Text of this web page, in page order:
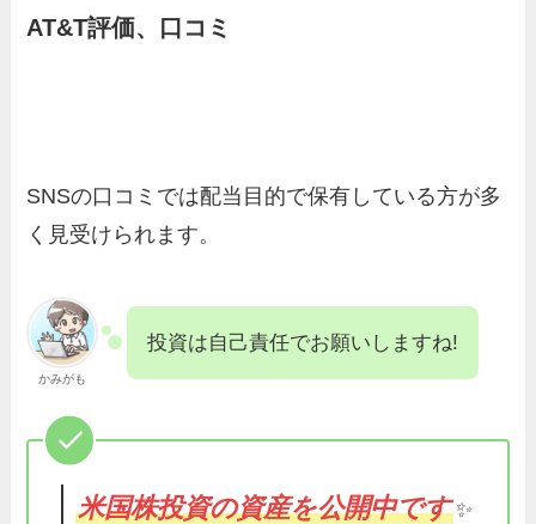
AT&T評価、口コミ
SNSの口コミでは配当目的で保有している方が多
く見受けられます。
かみがも
投資は自己責任でお願いしますね!
米国株投資の資産を公開中です ✨